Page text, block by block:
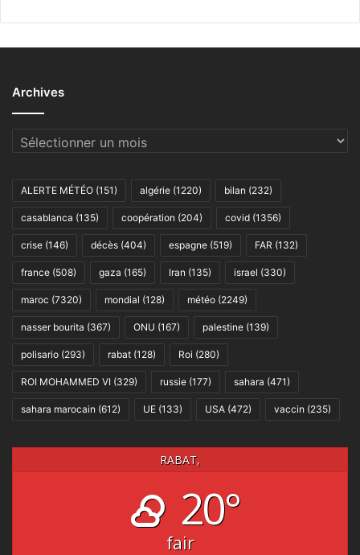
Archives
Archives
ALERTE MÉTÉO (151) algérie (1220) bilan (232)
casablanca (135) coopération (204) covid (1356)
crise (146) décès (404) espagne (519) FAR (132)
france (508) gaza (165) Iran (135) israel (330)
maroc (7320) mondial (128) météo (2249)
nasser bourita (367) ONU (167) palestine (139)
polisario (293) rabat (128) Roi (280)
ROI MOHAMMED VI (329) russie (177) sahara (471)
sahara marocain (612) UE (133) USA (472) vaccin (235)
RABAT,
20°
fair